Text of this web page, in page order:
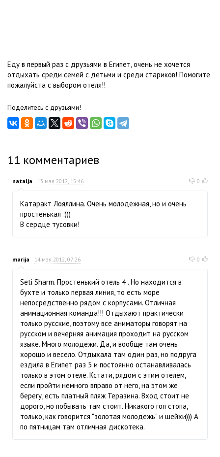
Еду в первый раз с друзьями в Египет, очень не хочется
отдыхать среди семей с детьми и среди стариков! Помогите
пожалуйста с выбором отеля!!
Поделитесь с друзьями!
11 комментариев
natalja 13 мая 2012, 15:46 0
Катаракт Лояллина. Очень молодежная, но и очень
простенькая :)))
В сердце тусовки!
marija 14 мая 2012, 07:26 0
Seti Sharm. Простенький отель 4 . Но находится в
бухте и только первая линия, то есть море
непосредственно рядом с корпусами. Отличная
анимационная команда!!! Отдыхают практически
только русские, поэтому все аниматоры говорят на
русском и вечерняя анимация проходит на русском
языке. Много молодежи. Да, и вообще там очень
хорошо и весело. Отдыхала там один раз, но подруга
ездила в Египет раз 5 и постоянно останавливалась
только в этом отеле. Кстати, рядом с этим отелем,
если пройти немного вправо от него, на этом же
берегу, есть платный пляж Теразина. Вход стоит не
дорого, но побывать там стоит. Никакого гоп стопа,
только, как говорится "золотая молодежь" и шейхи))) А
по пятницам там отличная дискотека.